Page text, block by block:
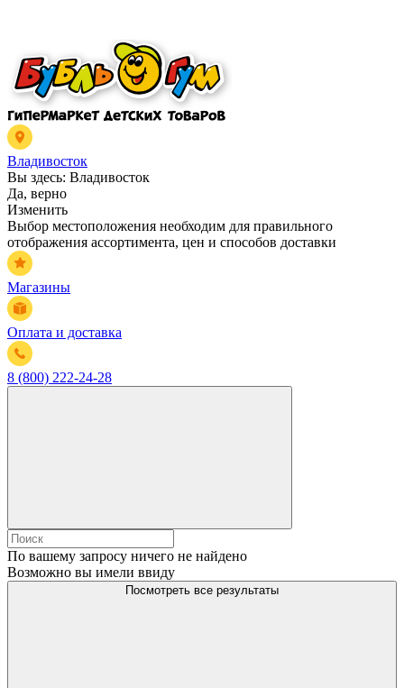
Владивосток
Вы здесь: Владивосток
Да, верно
Изменить
Выбор местоположения необходим для правильного
отображения ассортимента, цен и способов доставки
Магазины
Оплата и доставка
8 (800) 222-24-28
По вашему запросу ничего не найдено
Возможно вы имели ввиду
Посмотреть все результаты